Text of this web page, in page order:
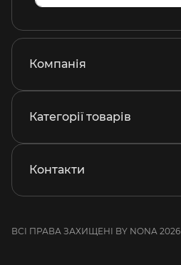
Компанія
Категорії товарів
Контакти
ВСІ ПРАВА ЗАХИЩЕНІ BY NONA 2026